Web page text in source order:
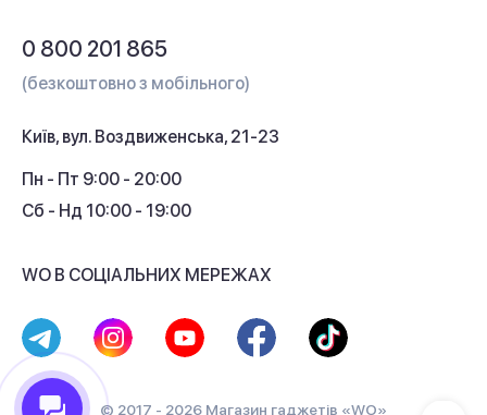
Кешбек
0 800 201 865
(безкоштовно з мобільного)
Київ, вул. Воздвиженська, 21-23
Пн - Пт 9:00 - 20:00
Сб - Нд 10:00 - 19:00
WO В СОЦІАЛЬНИХ МЕРЕЖАХ
© 2017 - 2026 Магазин гаджетів «WO»